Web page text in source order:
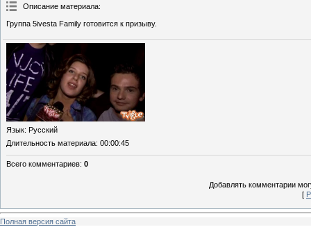
Описание материала:
Группа 5ivesta Family готовится к призыву.
Язык: Русский
Длительность материала: 00:00:45
Всего комментариев: 0
Добавлять комментарии
[
Полная версия сайта